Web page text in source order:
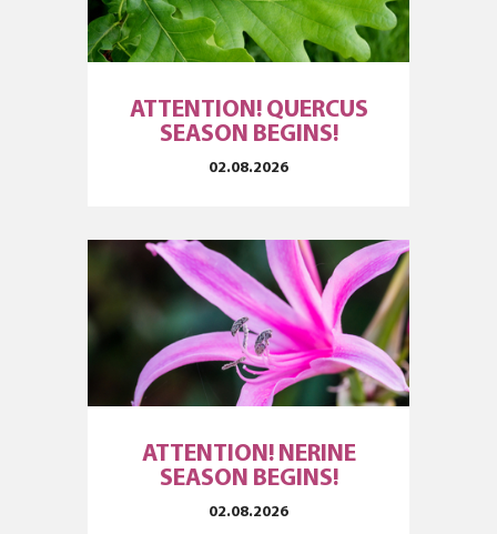
ATTENTION! QUERCUS
SEASON BEGINS!
02.08.2026
ATTENTION! NERINE
SEASON BEGINS!
02.08.2026